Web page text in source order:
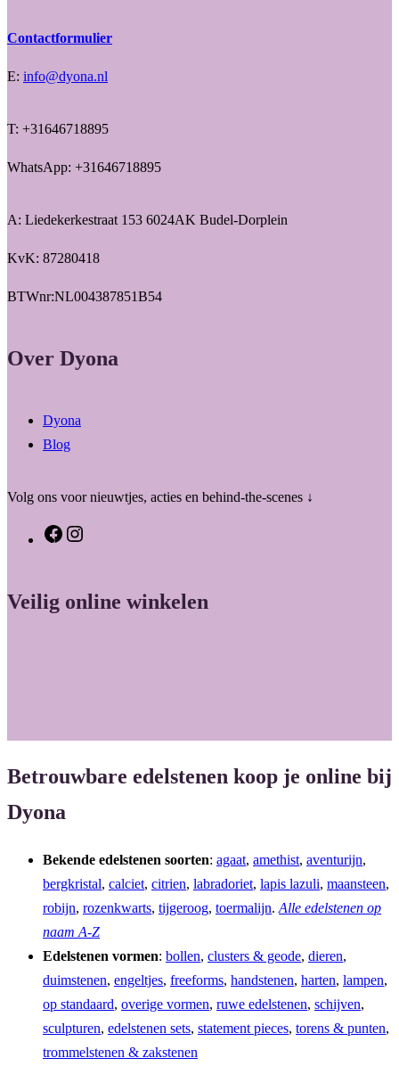
Contactformulier
E: info@dyona.nl
T: +31646718895
WhatsApp: +31646718895
A: Liedekerkestraat 153 6024AK Budel-Dorplein
KvK: 87280418
BTWnr:NL004387851B54
Over Dyona
Dyona
Blog
Volg ons voor nieuwtjes, acties en behind-the-scenes ↓
F
e
t
Veilig online winkelen
Betrouwbare edelstenen koop je online bij
Dyona
Bekende edelstenen soorten: agaat, amethist, aventurijn,
bergkristal, calciet, citrien, labradoriet, lapis lazuli, maansteen,
robijn, rozenkwarts, tijgeroog, toermalijn. Alle edelstenen op
naam A-Z
Edelstenen vormen: bollen, clusters & geode, dieren,
duimstenen, engeltjes, freeforms, handstenen, harten, lampen,
op standaard, overige vormen, ruwe edelstenen, schijven,
sculpturen, edelstenen sets, statement pieces, torens & punten,
trommelstenen & zakstenen